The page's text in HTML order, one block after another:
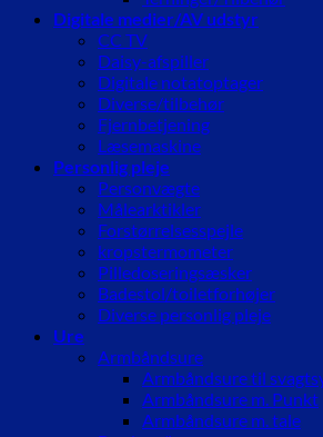
Digitale medier/AV udstyr
CC TV
Daisy-afspiller
Digitale notatoptager
Diverse/tilbehør
Fjernbetjening
Læsemaskine
Personlig pleje
Personvægte
Målearktikler
Forstørrelsesspejle
kropstermometer
Pilledoseringsæsker
Badestol/toiletforhøjer
Diverse personlig pleje
Ure
Armbåndsure
Armbåndsure til
Armbåndsure m. Punkt
Armbåndsure m. tale